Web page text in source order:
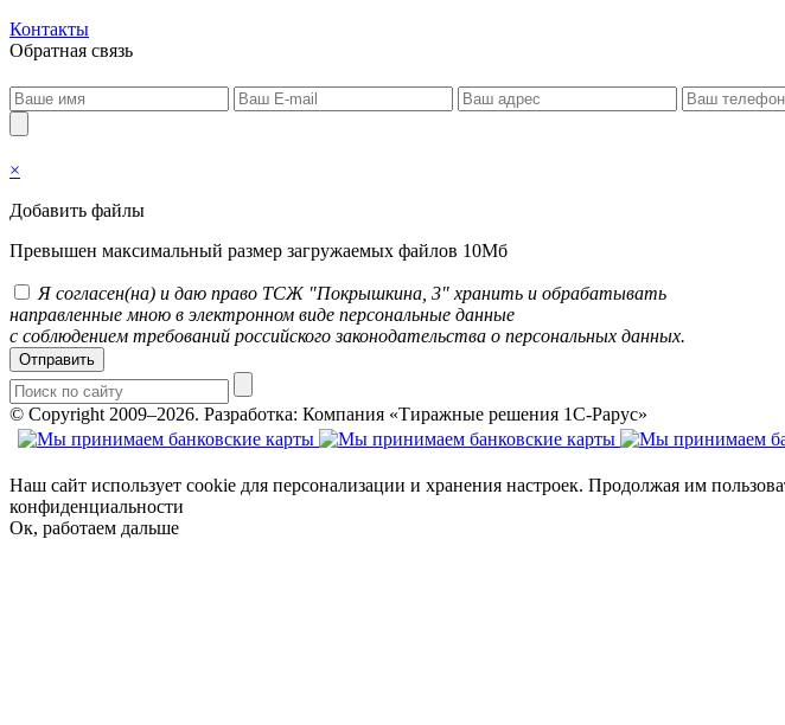
Контакты
Обратная связь
×
Добавить файлы
Превышен максимальный размер загружаемых файлов 10Мб
Я согласен(на) и даю право ТСЖ "Покрышкина, 3" хранить и обрабатывать
направленные мною в электронном виде персональные данные
с соблюдением требований российского законодательства о персональных данных.
Отправить
© Copyright 2009–2026. Разработка: Компания «Тиражные решения 1С-Рарус»
Наш сайт использует cookie для персонализации и хранения настроек. Продолжая им
конфиденциальности
Ок, работаем дальше